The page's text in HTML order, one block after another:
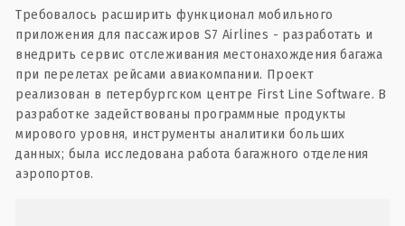
Требовалось расширить функционал мобильного
приложения для пассажиров S7 Airlines - разработать и
внедрить сервис отслеживания местонахождения багажа
при перелетах рейсами авиакомпании. Проект
реализован в петербургском центре First Line Software. В
разработке задействованы программные продукты
мирового уровня, инструменты аналитики больших
данных; была исследована работа багажного отделения
аэропортов.